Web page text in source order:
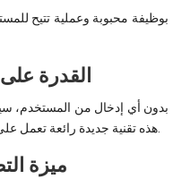
2. القدرة
بدون أي إدخال من المستخدم،
هذه تقنية جديدة رائعة تعمل على تسريع عملية معالجة الصور وخياطتها.
3. ميزة